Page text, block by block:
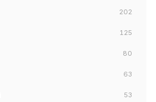
202
125
80
63
53